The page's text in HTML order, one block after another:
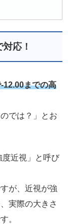
応！
12.00までの高
では？」とお
度近視」と呼び
が、近視が強
実際の大きさ
。